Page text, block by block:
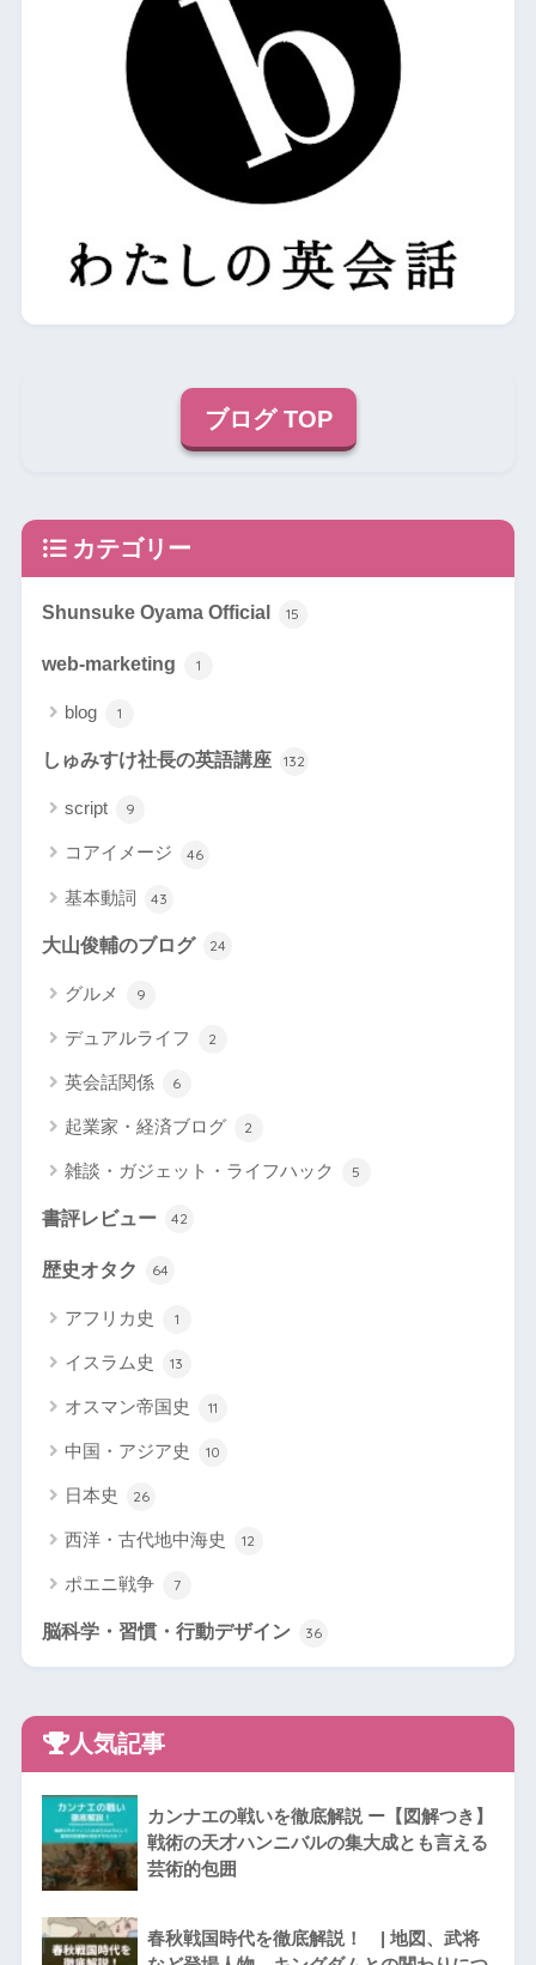
ブログ TOP
カテゴリー
Shunsuke Oyama Official 15
web-marketing 1
blog 1
しゅみすけ社長の英語講座 132
script 9
コアイメージ 46
基本動詞 43
大山俊輔のブログ 24
グルメ 9
デュアルライフ 2
英会話関係 6
起業家・経済ブログ 2
雑談・ガジェット・ライフハック 5
書評レビュー 42
歴史オタク 64
アフリカ史 1
イスラム史 13
オスマン帝国史 11
中国・アジア史 10
日本史 26
西洋・古代地中海史 12
ポエニ戦争 7
脳科学・習慣・行動デザイン 36
人気記事
カンナエの戦いを徹底解説 ー【図解つき】
戦術の天才ハンニバルの集大成とも言える
芸術的包囲
春秋戦国時代を徹底解説！ | 地図、武将